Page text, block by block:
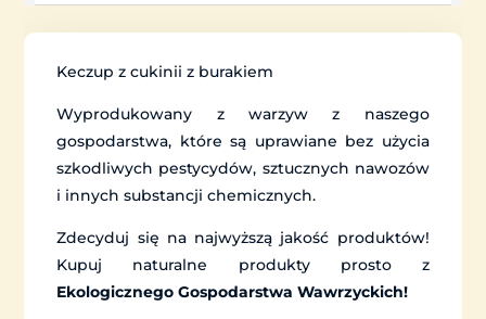
Keczup z cukinii z burakiem
Wyprodukowany z warzyw z naszego
gospodarstwa, które są uprawiane bez użycia
szkodliwych pestycydów, sztucznych nawozów
i innych substancji chemicznych.
Zdecyduj się na najwyższą jakość produktów!
Kupuj naturalne produkty prosto z
Ekologicznego Gospodarstwa Wawrzyckich!